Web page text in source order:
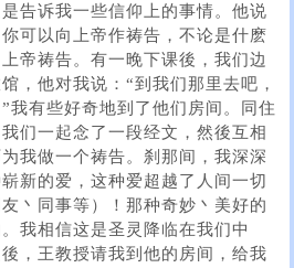
告诉我一些信仰上的事情。他说
可以向上帝作祷告，不论是什麽
帝祷告。有一晚下课後，我们边
，他对我说：“到我们那里去吧，
我有些好奇地到了他们房间。同住
们一起念了一段经文，然後互相
我做一个祷告。刹那间，我深深
新的爱，这种爱超越了人间一切
丶同事等）！那种奇妙丶美好的
我相信这是圣灵降临在我们中
，王教授请我到他的房间，给我